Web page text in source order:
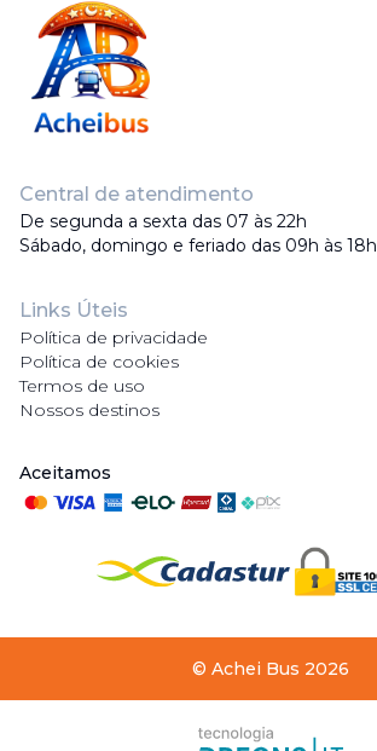
Central de atendimento
De segunda a sexta das 07 às 22h
Sábado, domingo e feriado das 09h às 18h
Links Úteis
Política de privacidade
Política de cookies
Termos de uso
Nossos destinos
Aceitamos
© Achei Bus 2026